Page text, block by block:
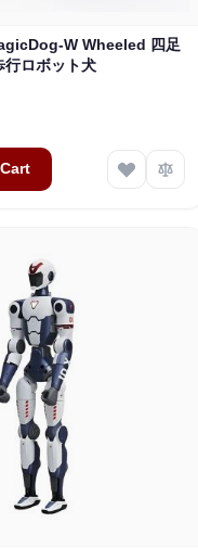
W Wheeled 四足
行ロボット犬